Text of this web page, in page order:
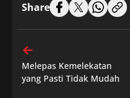
Share
Melepas Kemelekatan
yang Pasti Tidak Mudah